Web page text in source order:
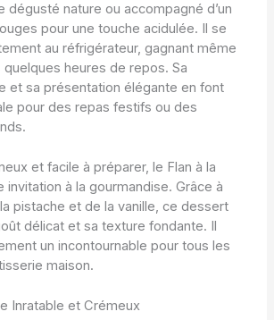
dégusté nature ou accompagné d’un
pour une touche acidulée. Il se
au réfrigérateur, gagnant même
quelques heures de repos. Sa
et sa présentation élégante en font
pour des repas festifs ou des
et facile à préparer, le Flan à la
invitation à la gourmandise. Grâce à
pistache et de la vanille, ce dessert
délicat et sa texture fondante. Il
un incontournable pour tous les
maison.
Inratable et Crémeux